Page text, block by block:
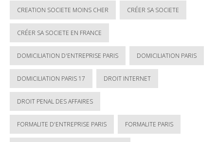
CREATION SOCIETE MOINS CHER CRÉER SA SOCIETE
CRÉER SA SOCIETE EN FRANCE
DOMICILIATION D'ENTREPRISE PARIS DOMICILIATION PARIS
DOMICILIATION PARIS 17 DROIT INTERNET
DROIT PENAL DES AFFAIRES
FORMALITE D'ENTREPRISE PARIS FORMALITE PARIS